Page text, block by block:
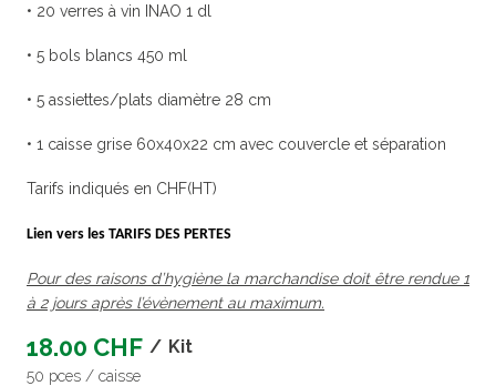
• 20 verres à vin INAO 1 dl
• 5 bols blancs 450 ml
• 5 assiettes/plats diamètre 28 cm
• 1 caisse grise 60x40x22 cm avec couvercle et séparation
Tarifs indiqués en CHF(HT)
Lien vers les TARIFS DES PERTES
Pour des raisons d’hygiène la marchandise doit être rendue 1
à 2 jours après l’évènement au maximum.
18.00 CHF / Kit
50 pces / caisse